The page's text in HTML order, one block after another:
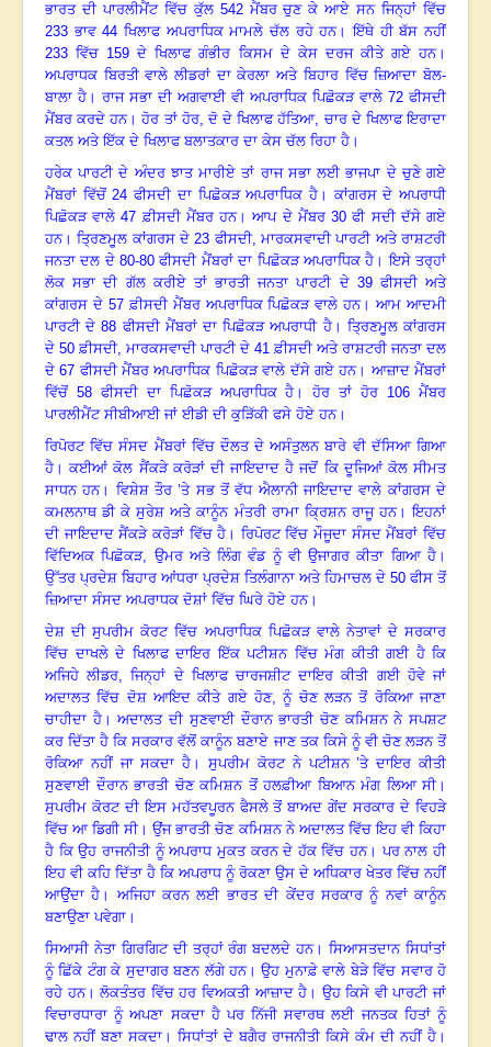
ਭਾਰਤ ਦੀ ਪਾਰਲੀਮੈਂਟ ਵਿੱਚ ਕੁੱਲ 542 ਮੈਂਬਰ ਚੁਣ ਕੇ ਆਏ ਸਨ ਜਿਨ੍ਹਾਂ ਵਿੱਚ
233 ਭਾਵ44ਖਿਲਾਫ ਅਪਰਾਧਿਕ ਮਾਮਲੇ ਚੱਲ ਰਹੇ ਹਨ।ਇੱਥੇ ਹੀ ਬੱਸ ਨਹੀਂ
233 ਵਿੱਚ 159ਦੇ ਖਿਲਾਫ ਗੰਭੀਰ ਕਿਸਮ ਦੇ ਕੇਸ ਦਰਜ ਕੀਤੇ ਗਏ ਹਨ।
ਅਪਰਾਧਕ ਬਿਰਤੀ ਵਾਲੇ ਲੀਡਰਾਂ ਦਾ ਕੇਰਲਾ ਅਤੇ ਬਿਹਾਰ ਵਿੱਚ ਜ਼ਿਆਦਾ ਬੋਲ-
ਬਾਲਾ ਹੈ । ਰਾਜ ਸਭਾ ਦੀ ਅਗਵਾਈ ਵੀ ਅਪਰਾਧਿਕ ਪਿਛੋਕੜ ਵਾਲੇ 72 ਫੀਸਦੀ
ਮੈਂਬਰ ਕਰਦੇ ਹਨ।ਹੋਰ ਤਾਂ ਹੋਰ, ਦੋ ਦੇ ਖਿਲਾਫ ਹੱਤਿਆ, ਚਾਰ ਦੇ ਖਿਲਾਫ ਇਰਾਦਾ
ਕਤਲ ਅਤੇ ਇੱਕ ਦੇ ਖਿਲਾਫ ਬਲਾਤਕਾਰ ਦਾ ਕੇਸ ਚੱਲ ਰਿਹਾ ਹੈ ।
ਹਰੇਕ ਪਾਰਟੀ ਦੇ ਅੰਦਰ ਝਾਤ ਮਾਰੀਏ ਤਾਂ ਰਾਜ ਸਭਾ ਲਈ ਭਾਜਪਾ ਦੇ ਚੁਣੇ ਗਏ
ਮੈਂਬਰਾਂ ਵਿੱਚੋਂ24ਫੀਸਦੀ ਦਾ ਪਿਛੋਕੜ ਅਪਰਾਧਿਕ ਹੈ। ਕਾਂਗਰਸ ਦੇ ਅਪਰਾਧੀ
ਪਿਛੋਕੜ ਵਾਲੇ47 ਫ਼ੀਸਦੀ ਮੈਂਬਰ ਹਨ।ਆਪ ਦੇ ਮੈਂਬਰ30ਫੀ ਸਦੀ ਦੱਸੇ ਗਏ
ਹਨ।ਤ੍ਰਿਣਮੂਲ ਕਾਂਗਰਸ ਦੇ23 ਫੀਸਦੀ,ਮਾਰਕਸਵਾਦੀ ਪਾਰਟੀ ਅਤੇ ਰਾਸ਼ਟਰੀ
ਜਨਤਾ ਦਲ ਦੇ80-80ਫੀਸਦੀ ਮੈਂਬਰਾਂ ਦਾ ਪਿਛੋਕੜ ਅਪਰਾਧਿਕ ਹੈ ।ਇਸੇ ਤਰ੍ਹਾਂ
ਲੋਕ ਸਭਾ ਦੀ ਗੱਲ ਕਰੀਏ ਤਾਂ ਭਾਰਤੀ ਜਨਤਾ ਪਾਰਟੀ ਦੇ 39 ਫੀਸਦੀ ਅਤੇ
ਕਾਂਗਰਸ ਦੇ 57ਫ਼ੀਸਦੀ ਮੈਂਬਰ ਅਪਰਾਧਿਕ ਪਿਛੋਕੜ ਵਾਲੇ ਹਨ।ਆਮ ਆਦਮੀ
ਪਾਰਟੀ ਦੇ88 ਫੀਸਦੀ ਮੈਂਬਰਾਂ ਦਾ ਪਿਛੋਕੜ ਅਪਰਾਧੀ ਹੈ। ਤ੍ਰਿਣਮੂਲ ਕਾਂਗਰਸ
ਦੇ 50 ਫ਼ੀਸਦੀ, ਮਾਰਕਸਵਾਦੀ ਪਾਰਟੀ ਦੇ 41 ਫ਼ੀਸਦੀ ਅਤੇ ਰਾਸ਼ਟਰੀ ਜਨਤਾ ਦਲ
ਦੇ67 ਫੀਸਦੀ ਮੈਂਬਰ ਅਪਰਾਧਿਕ ਪਿਛੋਕੜ ਵਾਲੇ ਦੱਸੇ ਗਏ ਹਨ। ਆਜ਼ਾਦ ਮੈਂਬਰਾਂ
ਵਿੱਚੋਂ 58 ਫੀਸਦੀ ਦਾ ਪਿਛੋਕੜ ਅਪਰਾਧਿਕ ਹੈ ।ਹੋਰ ਤਾਂ ਹੋਰ 106ਮੈਂਬਰ
ਪਾਰਲੀਮੈਂਟ ਸੀਬੀਆਈ ਜਾਂ ਈਡੀ ਦੀ ਕੁੜਿੱਕੀ ਫਸੇ ਹੋਏ ਹਨ।
ਰਿਪੋਰਟ ਵਿੱਚ ਸੰਸਦ ਮੈਂਬਰਾਂ ਵਿੱਚ ਦੌਲਤ ਦੇ ਅਸੰਤੁਲਨ ਬਾਰੇ ਵੀ ਦੱਸਿਆ ਗਿਆ
ਹੈ । ਕਈਆਂ ਕੋਲ ਸੈਂਕੜੇ ਕਰੋੜਾਂ ਦੀ ਜਾਇਦਾਦ ਹੈ ਜਦੋਂ ਕਿ ਦੂਜਿਆਂ ਕੋਲ ਸੀਮਤ
ਸਾਧਨ ਹਨ। ਵਿਸ਼ੇਸ਼ ਤੌਰ ’ਤੇ ਸਭ ਤੋਂ ਵੱਧ ਐਲਾਨੀ ਜਾਇਦਾਦ ਵਾਲੇ ਕਾਂਗਰਸ ਦੇ
ਕਮਲਨਾਥ ਡੀ ਕੇ ਸੁਰੇਸ਼ ਅਤੇ ਕਾਨੂੰਨ ਮੰਤਰੀ ਰਾਮਾ ਕ੍ਰਿਸ਼ਨ ਰਾਜੂ ਹਨ।ਇਹਨਾਂ
ਦੀ ਜਾਇਦਾਦ ਸੈਂਕੜੇ ਕਰੋੜਾਂ ਵਿੱਚ ਹੈ । ਰਿਪੋਰਟ ਵਿੱਚ ਮੌਜੂਦਾ ਸੰਸਦ ਮੈਂਬਰਾਂ ਵਿੱਚ
ਵਿੱਦਿਅਕ ਪਿਛੋਕੜ, ਉਮਰ ਅਤੇ ਲਿੰਗ ਵੰਡ ਨੂੰ ਵੀ ਉਜਾਗਰ ਕੀਤਾ ਗਿਆ ਹੈ ।
‌ਉੱਤਰ ਪ੍ਰਦੇਸ਼ ਬਿਹਾਰ ਆਂਧਰਾ ਪ੍ਰਦੇਸ਼ ਤਿਲੰਗਾਨਾ ਅਤੇ ਹਿਮਾਚਲ ਦੇ 50 ਫੀਸ ਤੋਂ
ਜ਼ਿਆਦਾ ਸੰਸਦ ਅਪਰਾਧਕ ਦੋਸ਼ਾਂ ਵਿੱਚ ਘਿਰੇ ਹੋਏ ਹਨ।
ਦੇਸ਼ ਦੀ ਸੁਪਰੀਮ ਕੋਰਟ ਵਿੱਚ ਅਪਰਾਧਿਕ ਪਿਛੋਕੜ ਵਾਲੇ ਨੇਤਾਵਾਂ ਦੇ ਸਰਕਾਰ
ਵਿੱਚ ਦਾਖਲੇ ਦੇ ਖਿਲਾਫ ਦਾਇਰ ਇੱਕ ਪਟੀਸ਼ਨ ਵਿੱਚ ਮੰਗ ਕੀਤੀ ਗਈ ਹੈ ਕਿ
ਅਜਿਹੇ ਲੀਡਰ, ਜਿਨ੍ਹਾਂ ਦੇ ਖਿਲਾਫ ਚਾਰਜਸ਼ੀਟ ਦਾਇਰ ਕੀਤੀ ਗਈ ਹੋਵੇ ਜਾਂ
ਅਦਾਲਤ ਵਿੱਚ ਦੋਸ਼ ਆਇਦ ਕੀਤੇ ਗਏ ਹੋਣ, ਨੂੰ ਚੋਣ ਲੜਨ ਤੋਂ ਰੋਕਿਆ ਜਾਣਾ
ਚਾਹੀਦਾ ਹੈ।ਅਦਾਲਤ ਦੀ ਸੁਣਵਾਈ ਦੌਰਾਨ ਭਾਰਤੀ ਚੋਣ ਕਮਿਸ਼ਨ ਨੇ ਸਪਸ਼ਟ
ਕਰ ਦਿੱਤਾ ਹੈ ਕਿ ਸਰਕਾਰ ਵੱਲੋਂ ਕਾਨੂੰਨ ਬਣਾਏ ਜਾਣ ਤਕ ਕਿਸੇ ਨੂੰ ਵੀ ਚੋਣ ਲੜਨ ਤੋਂ
ਰੋਕਿਆ ਨਹੀਂ ਜਾ ਸਕਦਾ ਹੈ ।ਸੁਪਰੀਮ ਕੋਰਟ ਨੇ ਪਟੀਸ਼ਨ ’ਤੇ ਦਾਇਰ ਕੀਤੀ
ਸੁਣਵਾਈ ਦੌਰਾਨ ਭਾਰਤੀ ਚੋਣ ਕਮਿਸ਼ਨ ਤੋਂ ਹਲਫ਼ੀਆ ਬਿਆਨ ਮੰਗ ਲਿਆ ਸੀ।
ਸੁਪਰੀਮ ਕੋਰਟ ਦੀ ਇਸ ਮਹੱਤਵਪੂਰਨ ਫੈਸਲੇ ਤੋਂ ਬਾਅਦ ਗੇਂਦ ਸਰਕਾਰ ਦੇ ਵਿਹੜੇ
ਵਿੱਚ ਆ ਡਿਗੀ ਸੀ।ਉਂਜ ਭਾਰਤੀ ਚੋਣ ਕਮਿਸ਼ਨ ਨੇ ਅਦਾਲਤ ਵਿੱਚ ਇਹ ਵੀ ਕਿਹਾ
ਹੈ ਕਿ ਉਹ ਰਾਜਨੀਤੀ ਨੂੰ ਅਪਰਾਧ ਮੁਕਤ ਕਰਨ ਦੇ ਹੱਕ ਵਿੱਚ ਹਨ। ਪਰ ਨਾਲ ਹੀ
ਇਹ ਵੀ ਕਹਿ ਦਿੱਤਾ ਹੈ ਕਿ ਅਪਰਾਧ ਨੂੰ ਰੋਕਣਾ ਉਸ ਦੇ ਅਧਿਕਾਰ ਖੇਤਰ ਵਿੱਚ ਨਹੀਂ
ਆਉਂਦਾ ਹੈ । ਅਜਿਹਾ ਕਰਨ ਲਈ ਭਾਰਤ ਦੀ ਕੇਂਦਰ ਸਰਕਾਰ ਨੂੰ ਨਵਾਂ ਕਾਨੂੰਨ
ਬਣਾਉਣਾ ਪਵੇਗਾ ।
ਸਿਆਸੀ ਨੇਤਾ ਗਿਰਗਿਟ ਦੀ ਤਰ੍ਹਾਂ ਰੰਗ ਬਦਲਦੇ ਹਨ।ਸਿਆਸਤਦਾਨ ਸਿਧਾਂਤਾਂ
ਨੂੰ ਛਿੱਕੇ ਟੰਗ ਕੇ ਸੁਦਾਗਰ ਬਣਨ ਲੱਗੇ ਹਨ।ਉਹ ਮੁਨਾਫ਼ੇ ਵਾਲੇ ਬੇੜੇ ਵਿੱਚ ਸਵਾਰ ਹੋ
ਰਹੇ ਹਨ।ਲੋਕਤੰਤਰ ਵਿੱਚ ਹਰ ਵਿਅਕਤੀ ਆਜ਼ਾਦ ਹੈ । ਉਹ ਕਿਸੇ ਵੀ ਪਾਰਟੀ ਜਾਂ
ਵਿਚਾਰਧਾਰਾ ਨੂੰ ਅਪਣਾ ਸਕਦਾ ਹੈ ਪਰ ਨਿੱਜੀ ਸਵਾਰਥ ਲਈ ਜਨਤਕ ਹਿਤਾਂ ਨੂੰ
ਢਾਲ ਨਹੀਂ ਬਣਾ ਸਕਦਾ । ਸਿਧਾਂਤਾਂ ਦੇ ਬਗੈਰ ਰਾਜਨੀਤੀ ਕਿਸੇ ਕੰਮ ਦੀ ਨਹੀਂ ਹੈ ।